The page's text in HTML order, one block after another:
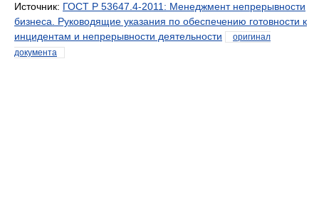
Источник: ГОСТ Р 53647.4-2011: Менеджмент непрерывности
бизнеса. Руководящие указания по обеспечению готовности к
инцидентам и непрерывности деятельности
оригинал
документа